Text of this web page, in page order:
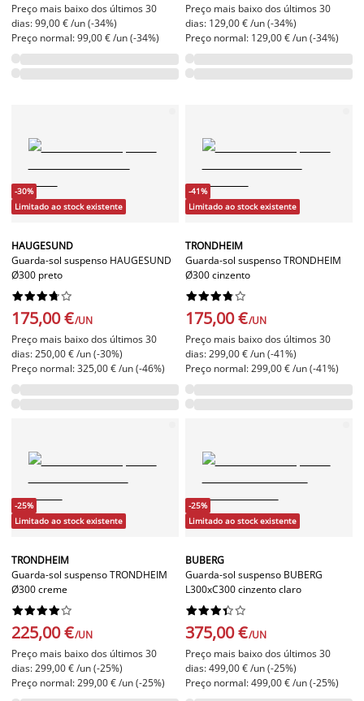
Preço mais baixo dos últimos 30
dias: 99,00 € /un (-34%)
Preço normal: 99,00 € /un (-34%)
Preço mais baixo dos últimos 30
dias: 129,00 € /un (-34%)
Preço normal: 129,00 € /un (-34%)
-30%
Limitado ao stock existente
HAUGESUND
Guarda-sol suspenso HAUGESUND
Ø300 preto






175,00 €/UN
Preço mais baixo dos últimos 30
dias: 250,00 € /un (-30%)
Preço normal: 325,00 € /un (-46%)
-41%
Limitado ao stock existente
TRONDHEIM
Guarda-sol suspenso TRONDHEIM
Ø300 cinzento






175,00 €/UN
Preço mais baixo dos últimos 30
dias: 299,00 € /un (-41%)
Preço normal: 299,00 € /un (-41%)
-25%
Limitado ao stock existente
TRONDHEIM
Guarda-sol suspenso TRONDHEIM
Ø300 creme






225,00 €/UN
Preço mais baixo dos últimos 30
dias: 299,00 € /un (-25%)
Preço normal: 299,00 € /un (-25%)
-25%
Limitado ao stock existente
BUBERG
Guarda-sol suspenso BUBERG
L300xC300 cinzento claro






375,00 €/UN
Preço mais baixo dos últimos 30
dias: 499,00 € /un (-25%)
Preço normal: 499,00 € /un (-25%)